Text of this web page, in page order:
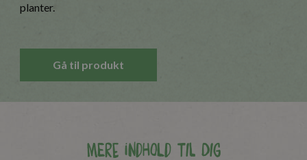
planter.
Gå til produkt
Mere indhold til dig